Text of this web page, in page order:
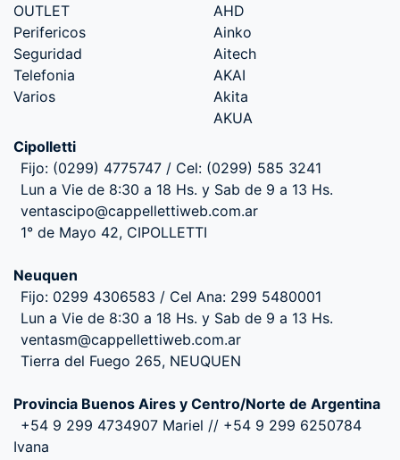
OUTLET
Perifericos
Seguridad
Telefonia
Varios
AHD
Ainko
Aitech
AKAI
Akita
AKUA
Cipolletti
Fijo: (0299) 4775747 / Cel: (0299) 585 3241
Lun a Vie de 8:30 a 18 Hs. y Sab de 9 a 13 Hs.
ventascipo@cappellettiweb.com.ar
1° de Mayo 42, CIPOLLETTI
Neuquen
Fijo: 0299 4306583 / Cel Ana: 299 5480001
Lun a Vie de 8:30 a 18 Hs. y Sab de 9 a 13 Hs.
ventasm@cappellettiweb.com.ar
Tierra del Fuego 265, NEUQUEN
Provincia Buenos Aires y Centro/Norte de Argentina
+54 9 299 4734907 Mariel // +54 9 299 6250784
Ivana